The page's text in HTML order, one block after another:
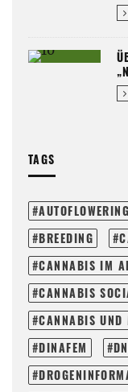
TAGS
AUTOFLOWERING
BREEDING
CANNABIS IM
CANNABIS
CANNABIS UND
DINAFEM